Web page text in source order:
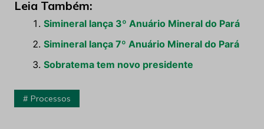
Leia Também:
Simineral lança 3º Anuário Mineral do Pará
Simineral lança 7º Anuário Mineral do Pará
Sobratema tem novo presidente
Processos